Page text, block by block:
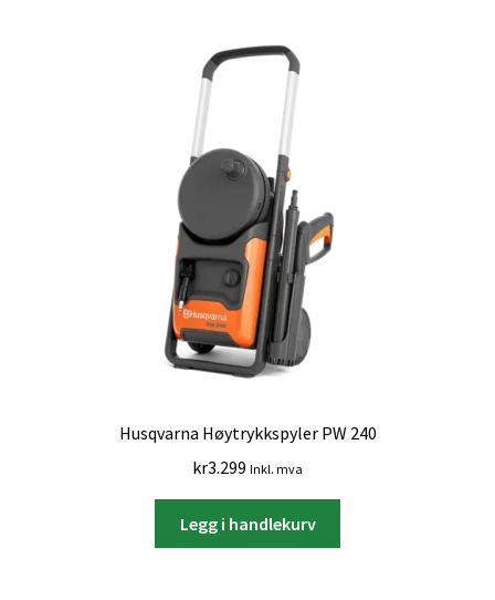
Husqvarna Høytrykkspyler PW 240
kr3.299 Inkl. mva
Legg i handlekurv